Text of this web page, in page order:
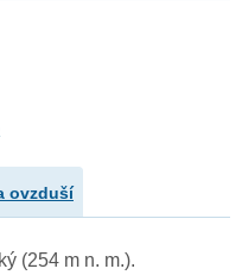
ovzduší
(254 m n. m.).